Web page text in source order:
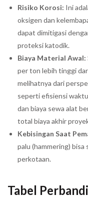
Risiko Korosi: Ini
oksigen dan
dapat dimitigasi
proteksi katodik.
Biaya Material Awal:
per ton lebih tinggi
melihatnya dari
seperti efisiensi
dan biaya sewa alat
total biaya akhir
Kebisingan Saat
palu (hammering) bisa
perkotaan.
Tabel